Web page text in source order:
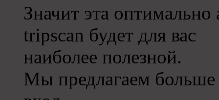
Значит эта
tripscan будет для вас
наиболее полезной.
Мы предлагаем больше